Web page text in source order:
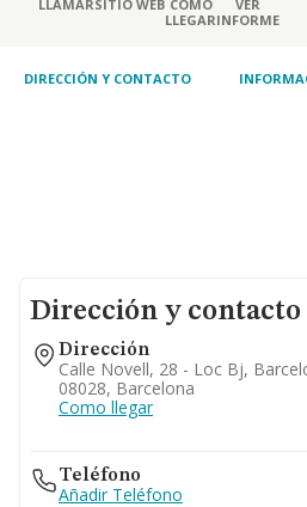
de ocio, culturales,
LLAMARSITIO WEB CÓMO
LLEGAR
VER
INFORME
DIRECCIÓN Y CONTACTO
Dirección y contacto
Dirección
Calle Novell, 28 - Loc Bj,
08028, Barcelona
Como llegar
Teléfono
Añadir Teléfono